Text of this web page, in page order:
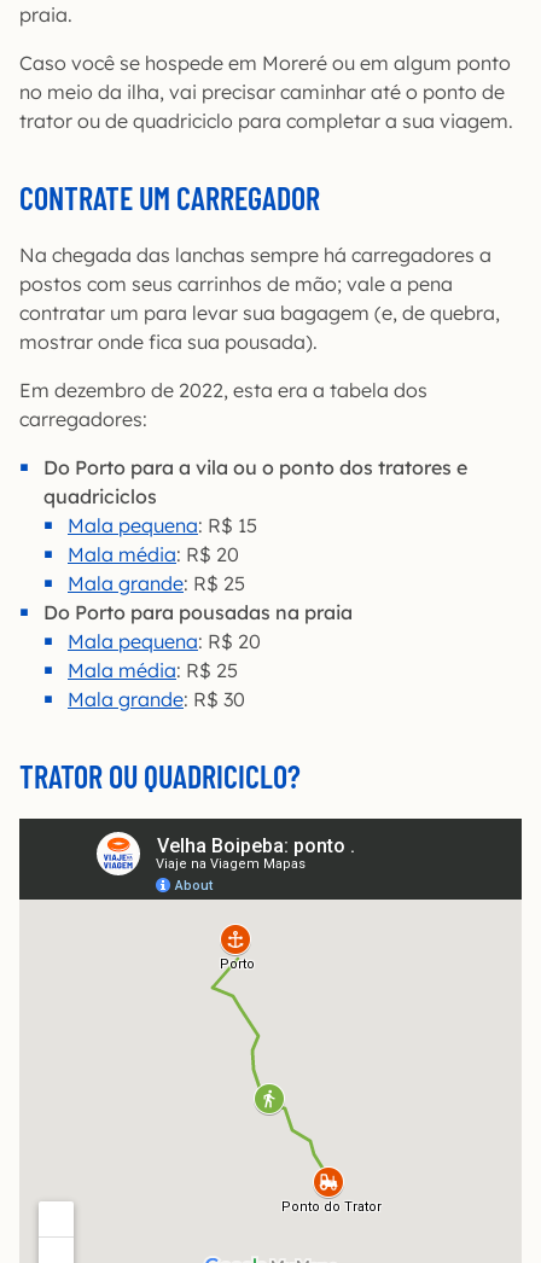
praia.
Caso você se hospede em Moreré ou em algum ponto
no meio da ilha, vai precisar caminhar até o ponto de
trator ou de quadriciclo para completar a sua viagem.
CONTRATE UM CARREGADOR
Na chegada das lanchas sempre há carregadores a
postos com seus carrinhos de mão; vale a pena
contratar um para levar sua bagagem (e, de quebra,
mostrar onde fica sua pousada).
Em dezembro de 2022, esta era a tabela dos
carregadores:
Do Porto para a vila ou o ponto dos tratores e
quadriciclos
Mala pequena: R$ 15
Mala média: R$ 20
Mala grande: R$ 25
Do Porto para pousadas na praia
Mala pequena: R$ 20
Mala média: R$ 25
Mala grande: R$ 30
TRATOR OU QUADRICICLO?